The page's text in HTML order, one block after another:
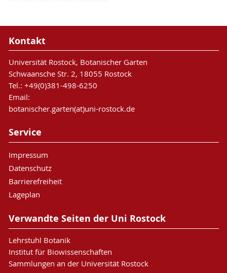
Kontakt
Universität Rostock, Botanischer Garten
Schwaansche Str. 2, 18055 Rostock
Tel.: +49(0)381-498-6250
Email:
botanischer.garten(at)uni-rostock.de
Service
Impressum
Datenschutz
Barrierefreiheit
Lageplan
Verwandte Seiten der Uni Rostock
Lehrstuhl Botanik
Institut für Biowissenschaften
Sammlungen an der Universität Rostock